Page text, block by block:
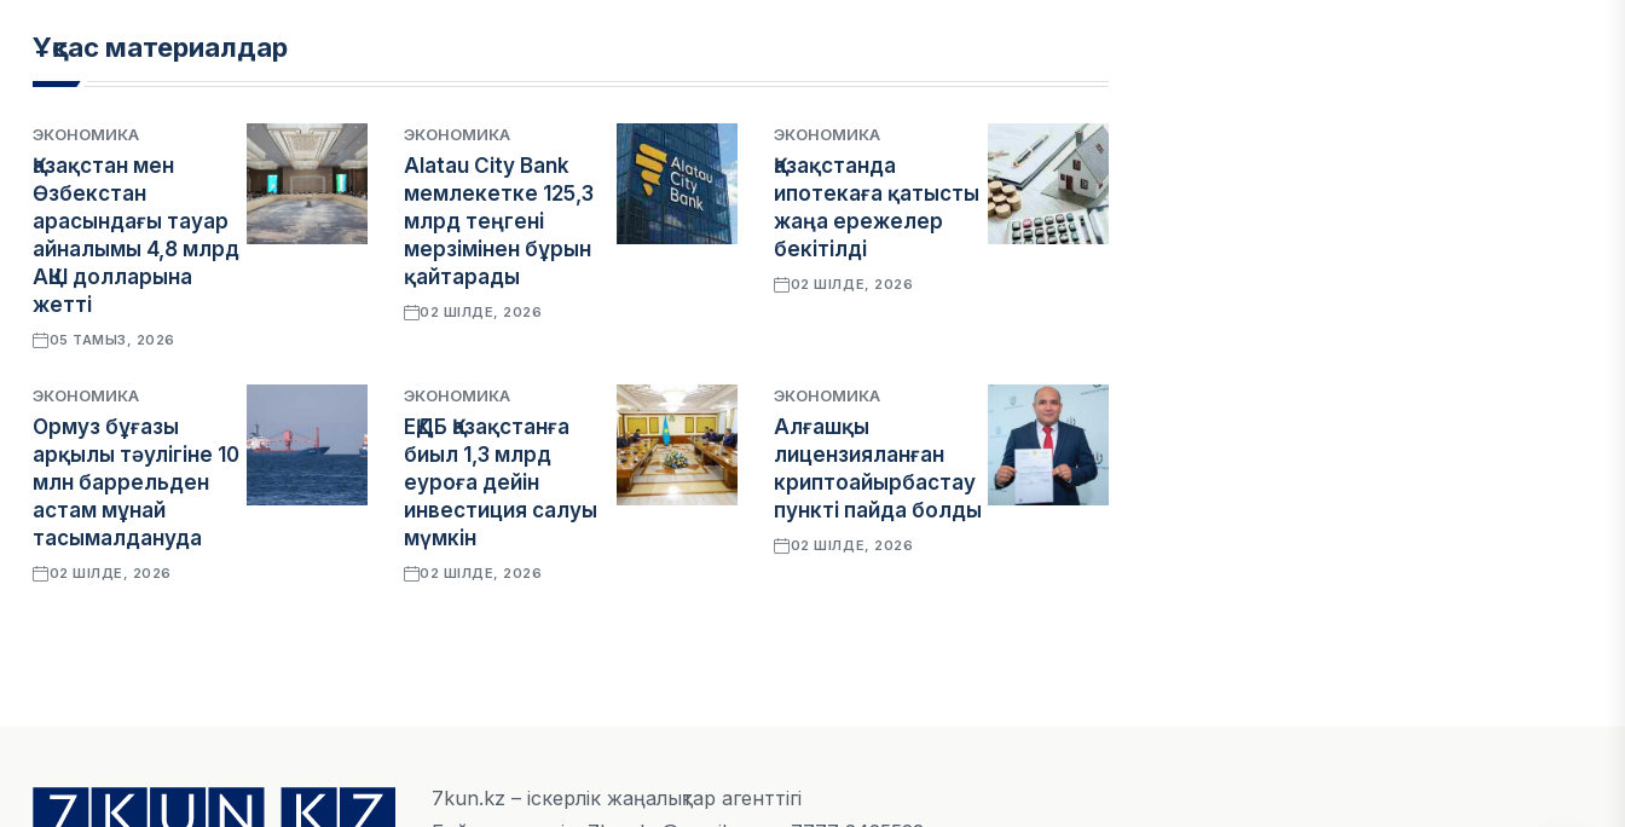
Ұқсас материалдар
ЭКОНОМИКА
Қазақстан мен
Өзбекстан
арасындағы тауар
айналымы 4,8 млрд
АҚШ долларына
жетті
05 ТАМЫЗ, 2026
ЭКОНОМИКА
Alatau City Bank
мемлекетке 125,3
млрд теңгені
мерзімінен бұрын
қайтарады
02 ШІЛДЕ, 2026
ЭКОНОМИКА
Қазақстанда
ипотекаға қатысты
жаңа ережелер
бекітілді
02 ШІЛДЕ, 2026
ЭКОНОМИКА
Ормуз бұғазы
арқылы тәулігіне 10
млн баррельден
астам мұнай
тасымалдануда
02 ШІЛДЕ, 2026
ЭКОНОМИКА
ЕҚДБ Қазақстанға
биыл 1,3 млрд
еуроға дейін
инвестиция салуы
мүмкін
02 ШІЛДЕ, 2026
ЭКОНОМИКА
Алғашқы
лицензияланған
криптоайырбастау
пункті пайда болды
02 ШІЛДЕ, 2026
7kun.kz – іскерлік жаңалықтар агенттігі